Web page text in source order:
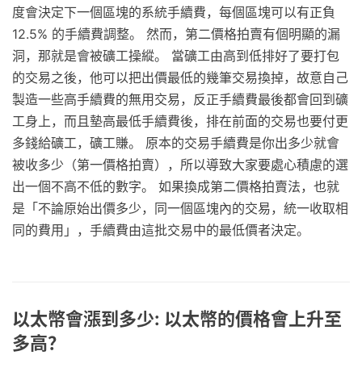
度會決定下一個區塊的系統手續費，每個區塊可以有正負
12.5% 的手續費調整。 然而，第二價格拍賣有個明顯的漏
洞，那就是會被礦工操縱。 當礦工由高到低排好了要打包
的交易之後，他可以把出價最低的幾筆交易換掉，故意自己
製造一些高手續費的無用交易，反正手續費最後都會回到礦
工身上，而且墊高最低手續費後，排在前面的交易也要付更
多錢給礦工，礦工賺。 原本的交易手續費是你出多少就會
被收多少（第一價格拍賣），所以導致大家要處心積慮的選
出一個不高不低的數字。 如果換成第二價格拍賣法，也就
是「不論原始出價多少，同一個區塊內的交易，統一收取相
同的費用」，手續費由這批交易中的最低價者決定。
以太幣會漲到多少: 以太幣的價格會上升至
多高？